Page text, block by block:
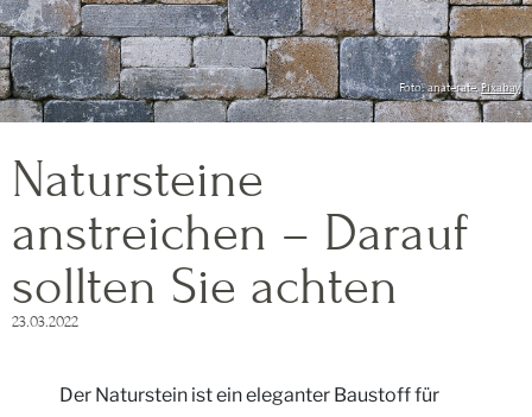
Foto: anaterate,Pixabay
Natursteine
anstreichen – Darauf
sollten Sie achten
23.03.2022
Der Naturstein ist ein eleganter Baustoff für